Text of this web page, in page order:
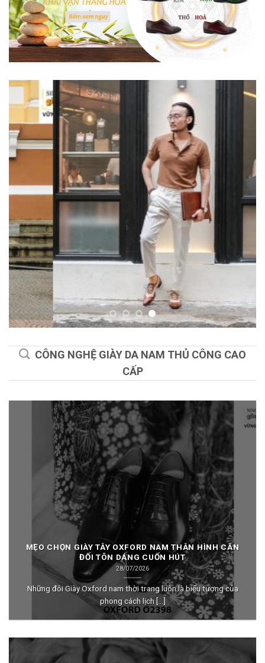
CÔNG NGHỆ GIÀY DA NAM THỦ CÔNG CAO
CẤP
MẸO CHỌN GIÀY TÂY OXFORD NAM THÂN HÌNH CÂN
ĐỐI TÔN DÁNG CUỐN HÚT
28/07/2026
Những đôi Giày Oxford nam thời trang luôn là biểu tượng của
phong cách lịch [...]